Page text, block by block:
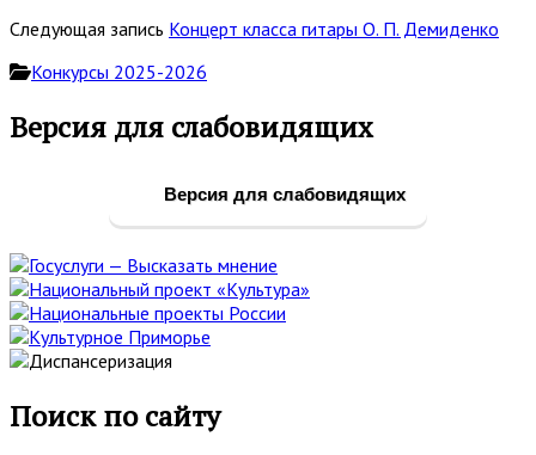
Следующая запись Концерт класса гитары О. П. Демиденко
Конкурсы 2025-2026
Основная
Версия для слабовидящих
Версия для слабовидящих
Поиск по сайту